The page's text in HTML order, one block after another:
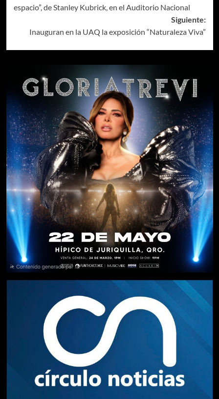
espacio”, de Stanley Kubrick, en el Auditorio Nacional
Siguiente:
Inauguran en la UAQ la exposición “Naturaleza Viva”